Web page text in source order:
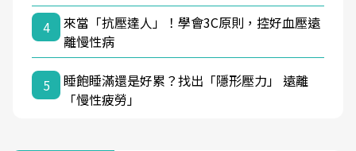
4
來當「抗壓達人」！學會3C原則，控好血壓遠
離慢性病
5
睡飽睡滿還是好累？找出「隱形壓力」 遠離
「慢性疲勞」